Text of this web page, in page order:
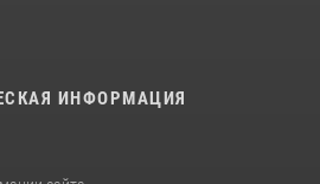
ИНФОРМАЦИЯ